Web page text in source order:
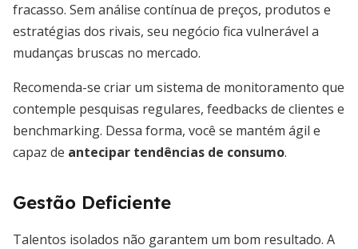
fracasso. Sem análise contínua de preços, produtos e
estratégias dos rivais, seu negócio fica vulnerável a
mudanças bruscas no mercado.
Recomenda-se criar um sistema de monitoramento que
contemple pesquisas regulares, feedbacks de clientes e
benchmarking. Dessa forma, você se mantém ágil e
capaz de antecipar tendências de consumo.
Gestão Deficiente
Talentos isolados não garantem um bom resultado. A